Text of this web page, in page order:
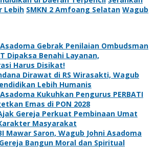
Lebih SMKN 2 Amfoang Selatan Wagub
Gebrak Penilaian Ombudsman
Dipaksa Benahi Layanan,
Harus Disikat!
Dirawat di RS Wirasakti, Wagub
Lebih Humanis
Kukuhkan Pengurus PERBATI
Emas di PON 2028
Gereja Perkuat Pembinaan Umat
Masyarakat
Mawar Saron, Wagub Johni Asadoma
Bangun Moral dan Spiritual